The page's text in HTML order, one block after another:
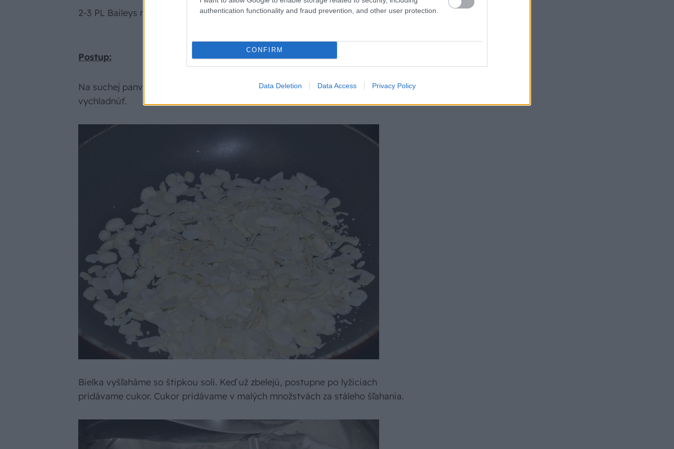
authentication functionality and fraud prevention, and other user protection.
CONFIRM
Data Deletion Data Access Privacy Policy
2-3 PL Baileys na poliatie tortičiek
Postup:
Na suchej panvici opražíme mandľové lupienky. Necháme ich dobre
vychladnúť.
Bielka vyšľaháme so štipkou soli. Keď už zbelejú, postupne po lyžiciach
pridávame cukor. Cukor pridávame v malých množstvách za stáleho šľahania.